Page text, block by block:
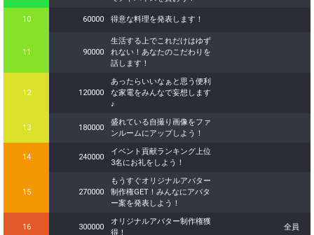
10 60000 得意な料理を発表します！
11 90000
生活する上でこれだけはゆず
れない！あなたのこだわりを
話します！
12 120000
あったらいいなぁと思う便利
な家電をみんなで妄想します
♪
13 180000
盛れている自撮り画像をファ
ンルームにアップしよう！
14 240000
イベント貢献ランキング上位
3名にお礼をしよう！
15 270000
もうすぐオリジナルアバター
制作権GET！みんなにアバタ
ー案を発表しよう！
16 300000
オリジナルアバター制作権獲
得！
全員